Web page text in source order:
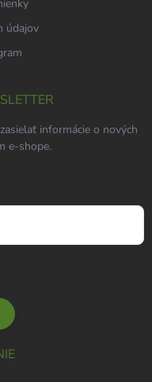
údajov
informácie o nových
e-shope.